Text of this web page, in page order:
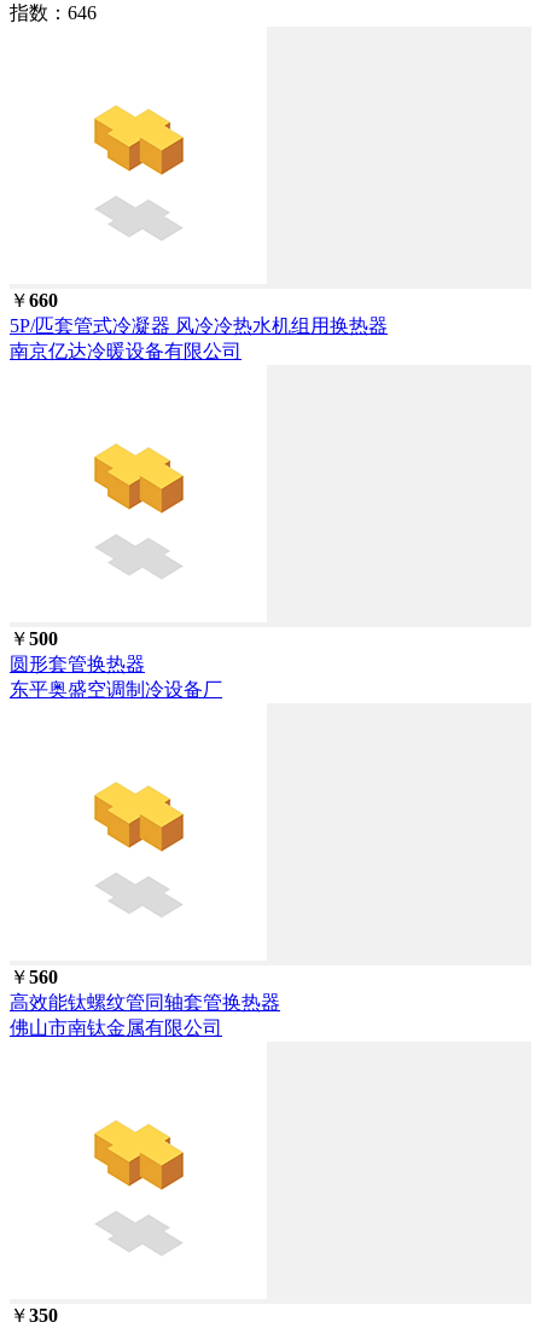
指数：646
￥660
5P/匹套管式冷凝器 风冷冷热水机组用换热器
南京亿达冷暖设备有限公司
￥500
圆形套管换热器
东平奥盛空调制冷设备厂
￥560
高效能钛螺纹管同轴套管换热器
佛山市南钛金属有限公司
￥350